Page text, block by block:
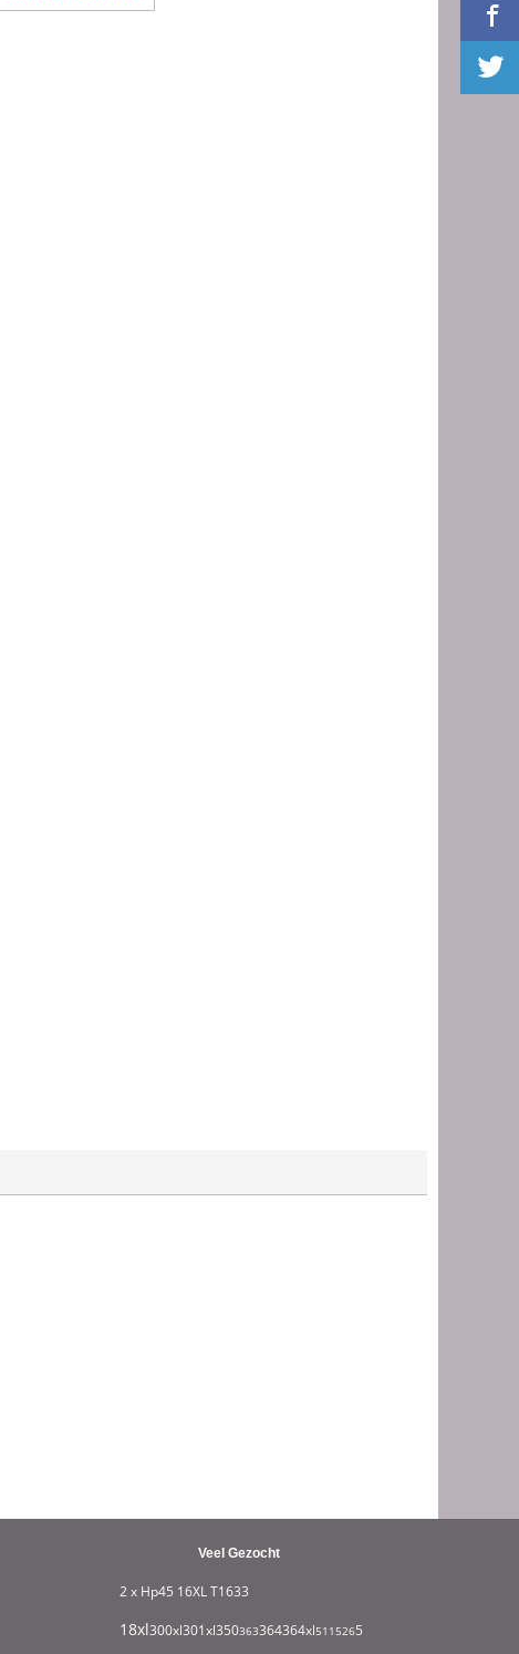
Veel Gezocht
2 x Hp45 16XL T1633
18xl300xl301xl350363364364xl511526550